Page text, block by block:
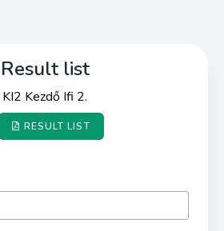
Result list
KI2 Kezdő Ifi 2.
RESULT LIST